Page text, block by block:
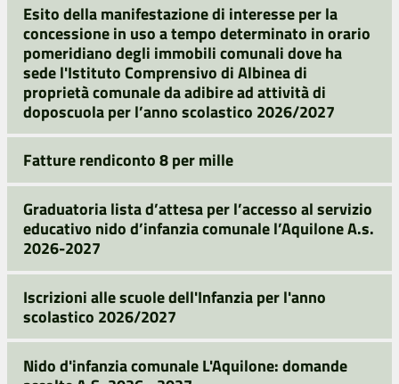
Esito della manifestazione di interesse per la
concessione in uso a tempo determinato in orario
pomeridiano degli immobili comunali dove ha
sede l'Istituto Comprensivo di Albinea di
proprietà comunale da adibire ad attività di
doposcuola per l’anno scolastico 2026/2027
Fatture rendiconto 8 per mille
Graduatoria lista d’attesa per l’accesso al servizio
educativo nido d’infanzia comunale l’Aquilone A.s.
2026-2027
Iscrizioni alle scuole dell'Infanzia per l'anno
scolastico 2026/2027
Nido d'infanzia comunale L'Aquilone: domande